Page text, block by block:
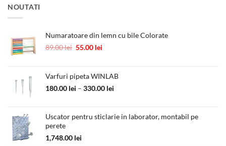
NOUTATI
Numaratoare din lemn cu bile Colorate
89.00lei Prețul
fost:
89.00 lei.
55.00 lei
55.00 lei.
Varfuri pipeta WINLAB
180.00 lei – 330.00 lei
180.00 lei
Uscator pentru sticlarie in laborator, montabil pe
perete
1,748.00 lei